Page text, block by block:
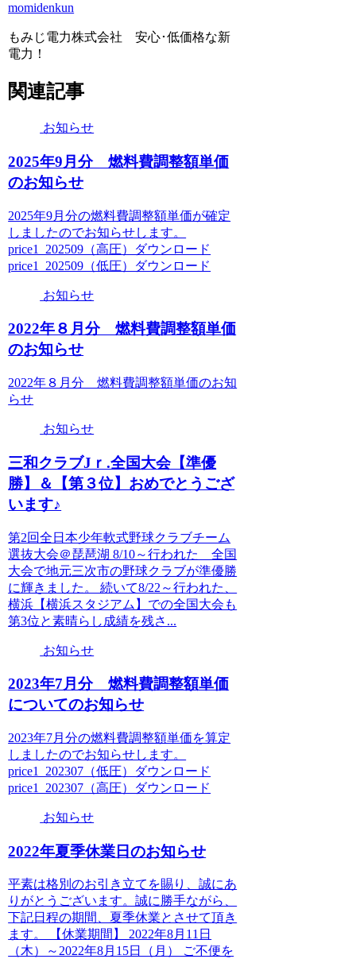
momidenkun
もみじ電力株式会社 安心･低価格な新
電力！
関連記事
お知らせ
2025年9月分 燃料費調整額単価
のお知らせ
2025年9月分の燃料費調整額単価が確定
しましたのでお知らせします。
price1_202509（高圧）ダウンロード
price1_202509（低圧）ダウンロード
お知らせ
2022年８月分 燃料費調整額単価
のお知らせ
2022年８月分 燃料費調整額単価のお知
らせ
お知らせ
三和クラブJｒ.全国大会【準優
勝】＆【第３位】おめでとうござ
います♪
第2回全日本少年軟式野球クラブチーム
選抜大会＠琵琶湖 8/10～行われた 全国
大会で地元三次市の野球クラブが準優勝
に輝きました。 続いて8/22～行われた、
横浜【横浜スタジアム】での全国大会も
第3位と素晴らし成績を残さ...
お知らせ
2023年7月分 燃料費調整額単価
についてのお知らせ
2023年7月分の燃料費調整額単価を算定
しましたのでお知らせします。
price1_202307（低圧）ダウンロード
price1_202307（高圧）ダウンロード
お知らせ
2022年夏季休業日のお知らせ
平素は格別のお引き立てを賜り、誠にあ
りがとうございます。誠に勝手ながら、
下記日程の期間、夏季休業とさせて頂き
ます。 【休業期間】 2022年8月11日
（木）～2022年8月15日（月） ご不便を